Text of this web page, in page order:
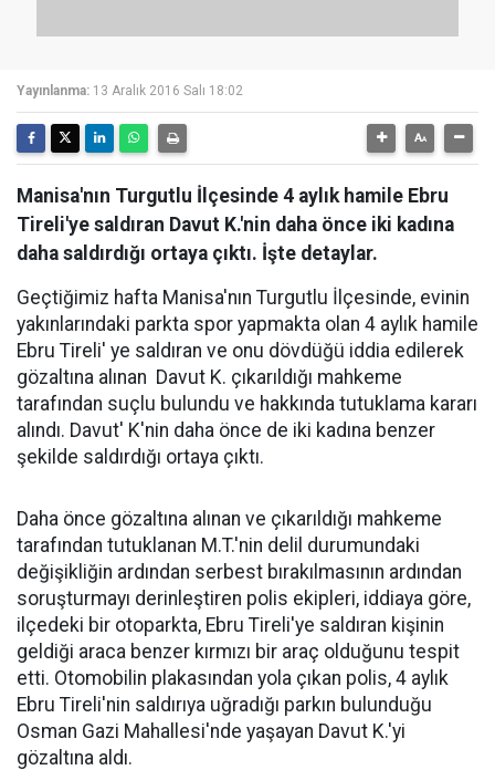
Yayınlanma: 13 Aralık 2016 Salı 18:02
Manisa'nın Turgutlu İlçesinde 4 aylık hamile Ebru
Tireli'ye saldıran Davut K.'nin daha önce iki kadına
daha saldırdığı ortaya çıktı. İşte detaylar.
Geçtiğimiz hafta Manisa'nın Turgutlu İlçesinde, evinin
yakınlarındaki parkta spor yapmakta olan 4 aylık hamile
Ebru Tireli' ye saldıran ve onu dövdüğü iddia edilerek
gözaltına alınan Davut K. çıkarıldığı mahkeme
tarafından suçlu bulundu ve hakkında tutuklama kararı
alındı. Davut' K'nin daha önce de iki kadına benzer
şekilde saldırdığı ortaya çıktı.
Daha önce gözaltına alınan ve çıkarıldığı mahkeme
tarafından tutuklanan M.T.'nin delil durumundaki
değişikliğin ardından serbest bırakılmasının ardından
soruşturmayı derinleştiren polis ekipleri, iddiaya göre,
ilçedeki bir otoparkta, Ebru Tireli'ye saldıran kişinin
geldiği araca benzer kırmızı bir araç olduğunu tespit
etti. Otomobilin plakasından yola çıkan polis, 4 aylık
Ebru Tireli'nin saldırıya uğradığı parkın bulunduğu
Osman Gazi Mahallesi'nde yaşayan Davut K.'yi
gözaltına aldı.